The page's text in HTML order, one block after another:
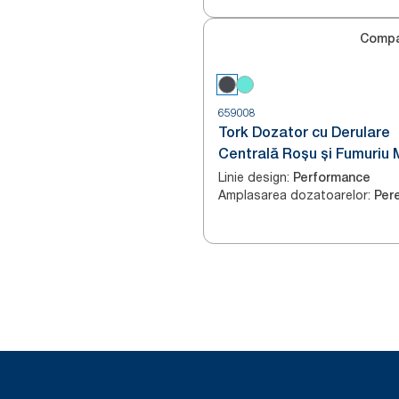
659008
Tork Dozator cu Derulare
Centrală Roșu și Fumuriu
Linie design: Performance
Amplasarea dozatoarelor: